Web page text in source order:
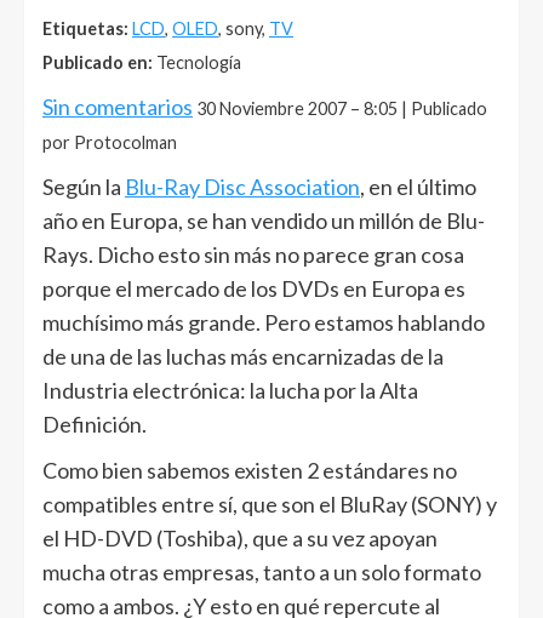
Etiquetas: LCD, OLED, sony, TV
Publicado en: Tecnología
Sin comentarios 30 Noviembre 2007 – 8:05 | Publicado
por Protocolman
Según la Blu-Ray Disc Association, en el último
año en Europa, se han vendido un millón de Blu-
Rays. Dicho esto sin más no parece gran cosa
porque el mercado de los DVDs en Europa es
muchísimo más grande. Pero estamos hablando
de una de las luchas más encarnizadas de la
Industria electrónica: la lucha por la Alta
Definición.
Como bien sabemos existen 2 estándares no
compatibles entre sí, que son el BluRay (SONY) y
el HD-DVD (Toshiba), que a su vez apoyan
mucha otras empresas, tanto a un solo formato
como a ambos. ¿Y esto en qué repercute al